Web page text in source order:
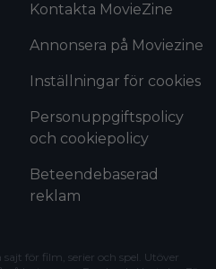
Kontakta MovieZine
Annonsera på Moviezine
Inställningar för cookies
Personuppgiftspolicy
och cookiepolicy
Beteendebaserad
reklam
sajt för film, serier och spel. Utöver